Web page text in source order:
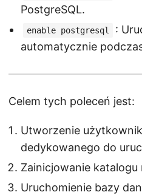
PostgreSQL.
enable postgresql
:
automatycznie
Celem tych poleceń jest:
Utworzenie
dedykowanego do
Zainicjowanie
Uruchomienie bazy